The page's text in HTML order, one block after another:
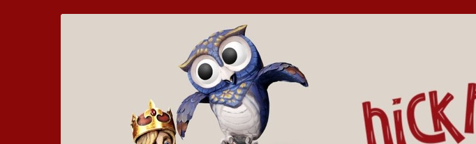
Hickhack
Harzburg